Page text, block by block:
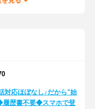
対応ほぼなし♪だから"始
歴書不要◆スマホで登